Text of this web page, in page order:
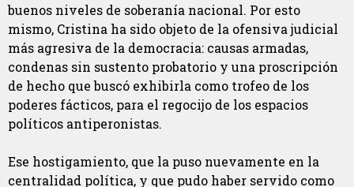
buenos niveles de soberanía nacional. Por esto
mismo, Cristina ha sido objeto de la ofensiva judicial
más agresiva de la democracia: causas armadas,
condenas sin sustento probatorio y una proscripción
de hecho que buscó exhibirla como trofeo de los
poderes fácticos, para el regocijo de los espacios
políticos antiperonistas.
Ese hostigamiento, que la puso nuevamente en la
centralidad política, y que pudo haber servido como